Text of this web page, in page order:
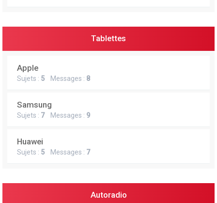
Tablettes
Apple
Sujets : 5 Messages : 8
Samsung
Sujets : 7Messages : 9
Huawei
Sujets : 5 Messages : 7
Autoradio